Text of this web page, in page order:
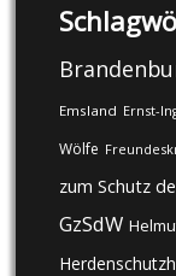
Emsland Ernst-
Wölfe
zum Schutz
GzSdW